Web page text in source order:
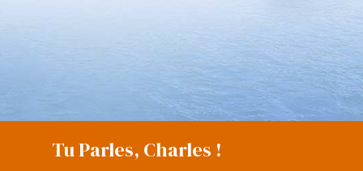
Tu Parles, Charles !